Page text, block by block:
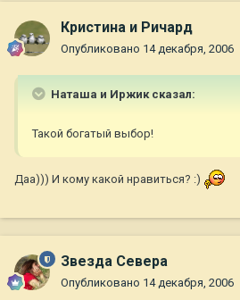
Кристина и Ричард
Опубликовано 14 декабря, 2006
Наташа и Иржик сказал:
Такой богатый выбор!
Даа))) И кому какой нравиться? :)
Звезда Севера
Опубликовано 14 декабря, 2006